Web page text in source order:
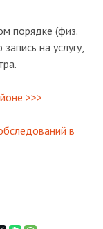
порядке (физ.
на услугу,
>>>
в